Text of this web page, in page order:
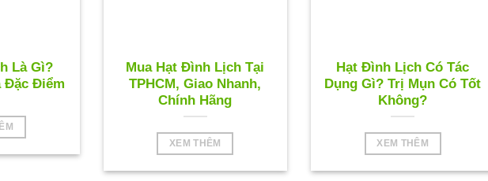
Là Gì?
Đặc Điểm
Mua Hạt Đình Lịch Tại
TPHCM, Giao Nhanh,
Chính Hãng
XEM THÊM
Hạt Đình Lịch Có Tác
Dụng Gì? Trị Mụn Có Tốt
Không?
XEM THÊM